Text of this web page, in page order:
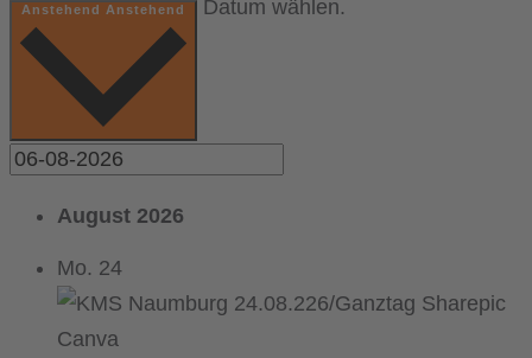
Anstehend Anstehend Datum wählen.
August 2026
Mo. 24